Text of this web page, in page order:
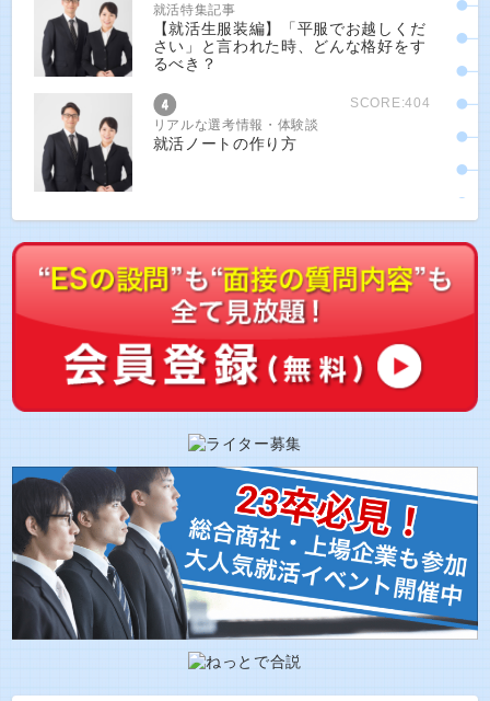
就活特集記事
【就活生服装編】「平服でお越しくだ
さい」と言われた時、どんな格好をす
るべき？
SCORE:404
リアルな選考情報・体験談
就活ノートの作り方